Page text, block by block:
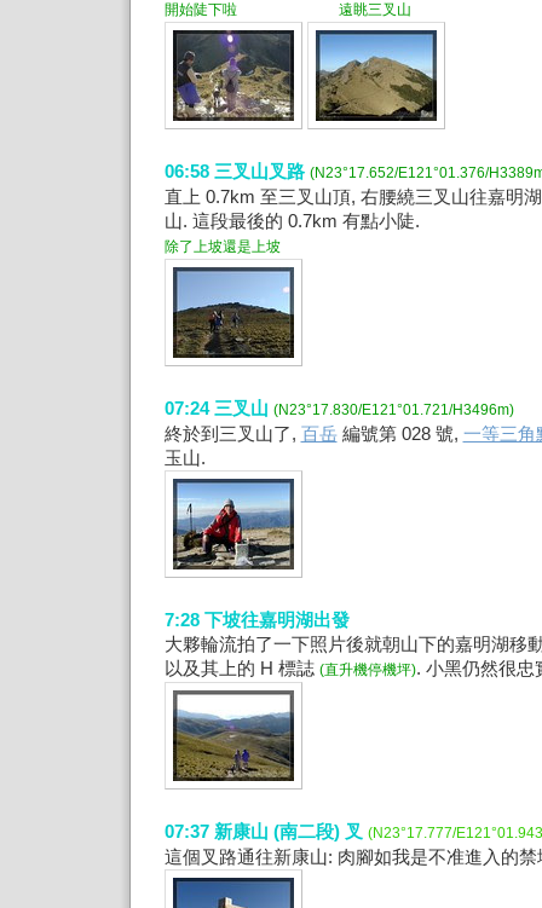
開始陡下啦 遠眺三叉山
06:58 三叉山叉路 (N23°17.652/E121°01.376/
直上 0.7km 至三叉山頂, 右腰繞三叉山往嘉明
山. 這段最後的 0.7km 有點小陡.
除了上坡還是上坡
07:24 三叉山 (N23°17.830/E121°01.721/H3496m)
終於到三叉山了, 百岳編號第 028 號, 一等三角
玉山.
7:28 下坡往嘉明湖出發
大夥輪流拍了一下照片後就朝山下的嘉明湖移
以及其上的 H 標誌 (直升機停機坪). 小黑仍然很忠
07:37 新康山 (南二段) 叉 (N23°17.777/
這個叉路通往新康山: 肉腳如我是不准進入的